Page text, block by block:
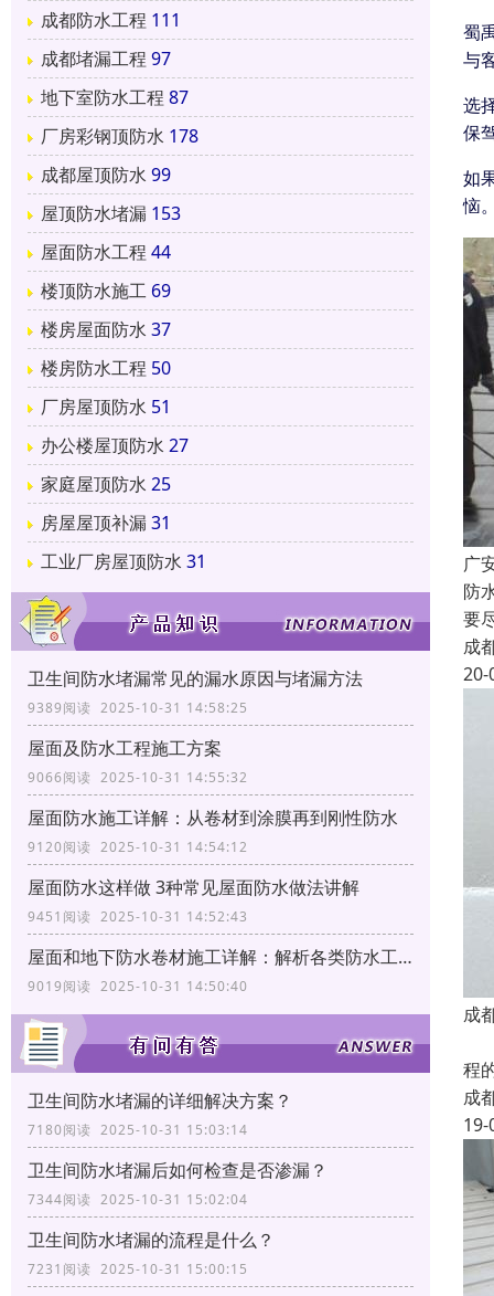
成都防水工程 111
成都堵漏工程 97
地下室防水工程 87
厂房彩钢顶防水 178
成都屋顶防水 99
屋顶防水堵漏 153
屋面防水工程 44
楼顶防水施工 69
楼房屋面防水 37
楼房防水工程 50
厂房屋顶防水 51
办公楼屋顶防水 27
家庭屋顶防水 25
房屋屋顶补漏31
工业厂房屋顶防水 31
卫生间防水堵漏常见的漏水原因与堵漏方法
9389阅读 2025-10-31 14:58:25
屋面及防水工程施工方案
9066阅读 2025-10-31 14:55:32
屋面防水施工详解：从卷材到涂膜再到刚性防水
9120阅读 2025-10-31 14:54:12
屋面防水这样做 3种常见屋面防水做法讲解
9451阅读 2025-10-31 14:52:43
屋面和地下防水卷材施工详解：解析各类防水工艺
9019阅读 2025-10-31 14:50:40
卫生间防水堵漏的详细解决方案？
7180阅读 2025-10-31 15:03:14
卫生间防水堵漏后如何检查是否渗漏？
7344阅读 2025-10-31 15:02:04
卫生间防水堵漏的流程是什么？
7231阅读 2025-10-31 15:00:15
蜀
与
选
保
如
恼
广
防
要
成
20-
成
程
成
19-